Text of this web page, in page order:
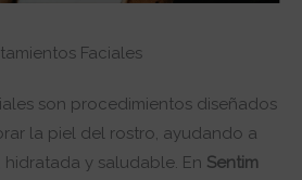
Faciales
son procedimientos diseñados
la piel del rostro, ayudando a
hidratada y saludable. En Sentim